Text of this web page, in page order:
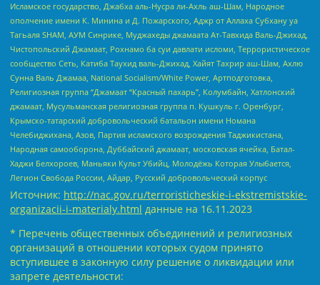
Исламское государство, Джабха аль-Нусра ли-Ахль аш-Шам, Народное
ополчение имени К. Минина и Д. Пожарского, Аджр от Аллаха Субхану уа
Тагьаля SHAM, АУМ Синрике, Муджахеды джамаата Ат-Тавхида Валь-Джихад,
Чистопольский Джамаат, Рохнамо ба суи давлати исломи, Террористическое
сообщество Сеть, Катиба Таухид валь-Джихад, Хайят Тахрир аш-Шам, Ахлю
Сунна Валь Джамаа, National Socialism/White Power, Артподготовка,
Религиозная группа “Джамаат “Красный пахарь”, Колумбайн, Хатлонский
джамаат, Мусульманская религиозная группа п. Кушкуль г. Оренбург,
Крымско-татарский добровольческий батальон имени Номана
Челебиджихана, Азов, Партия исламского возрождения Таджикистана,
Народная самооборона, Дуббайский джамаат, московская ячейка, Батал-
Хаджи Белхороев, Маньяки Культ Убийц, Молодёжь Которая Улыбается,
Легион Свобода России, Айдар, Русский добровольческий корпус
Источник: http://nac.gov.ru/terroristicheskie-i-ekstremistskie-
organizacii-i-materialy.html данные на 16.11.2023
* Перечень общественных объединений и религиозных
организаций в отношении которых судом принято
вступившее в законную силу решение о ликвидации или
запрете деятельности: